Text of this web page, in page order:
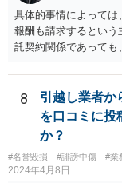
具体的事情によって
報酬も請求するとい
託契約関係であって
属性が認められる場
務の提供をする者で
あることという２つ
この判断は、様々な
す。 「労働者」であ
定は、労働基準法16条
ると主張し、労働基準
8
引越し業者か
を口コミに投
か？
#名誉毀損 #誹謗中傷 #業
2024年4月8日